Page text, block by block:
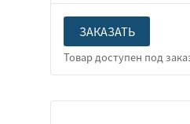
ЗАКАЗАТЬ